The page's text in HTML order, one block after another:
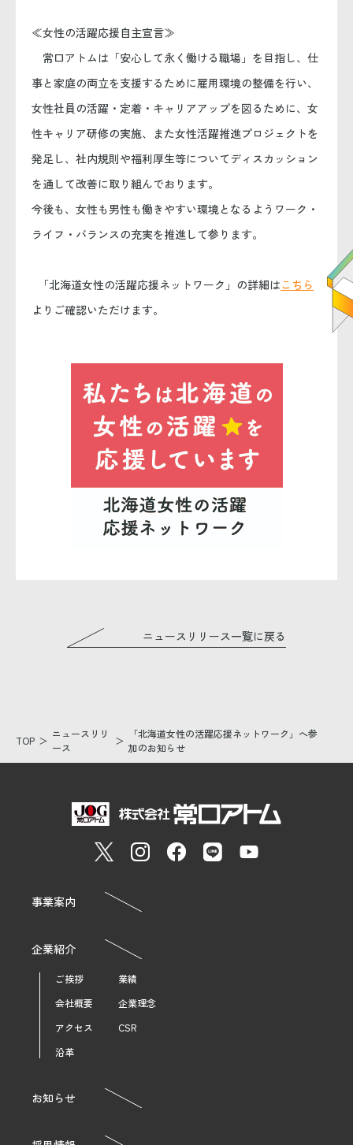
≪女性の活躍応援自主宣言≫
常口アトムは「安心して永く働ける職場」を目指し、仕
事と家庭の両立を支援するために雇用環境の整備を行い、
女性社員の活躍・定着・キャリアアップを図るために、女
性キャリア研修の実施、また女性活躍推進プロジェクトを
発足し、社内規則や福利厚生等についてディスカッション
を通して改善に取り組んでおります。
今後も、女性も男性も働きやすい環境となるようワーク・
ライフ・バランスの充実を推進して参ります。
「北海道女性の活躍応援ネットワーク」の詳細はこちら
よりご確認いただけます。
ニュースリリース一覧に戻る
TOP
ニュースリリ
ース
「北海道女性の活躍応援ネットワーク」へ参
加のお知らせ
事業案内
企業紹介
ご挨拶
業績
会社概要
企業理念
アクセス
CSR
沿革
お知らせ